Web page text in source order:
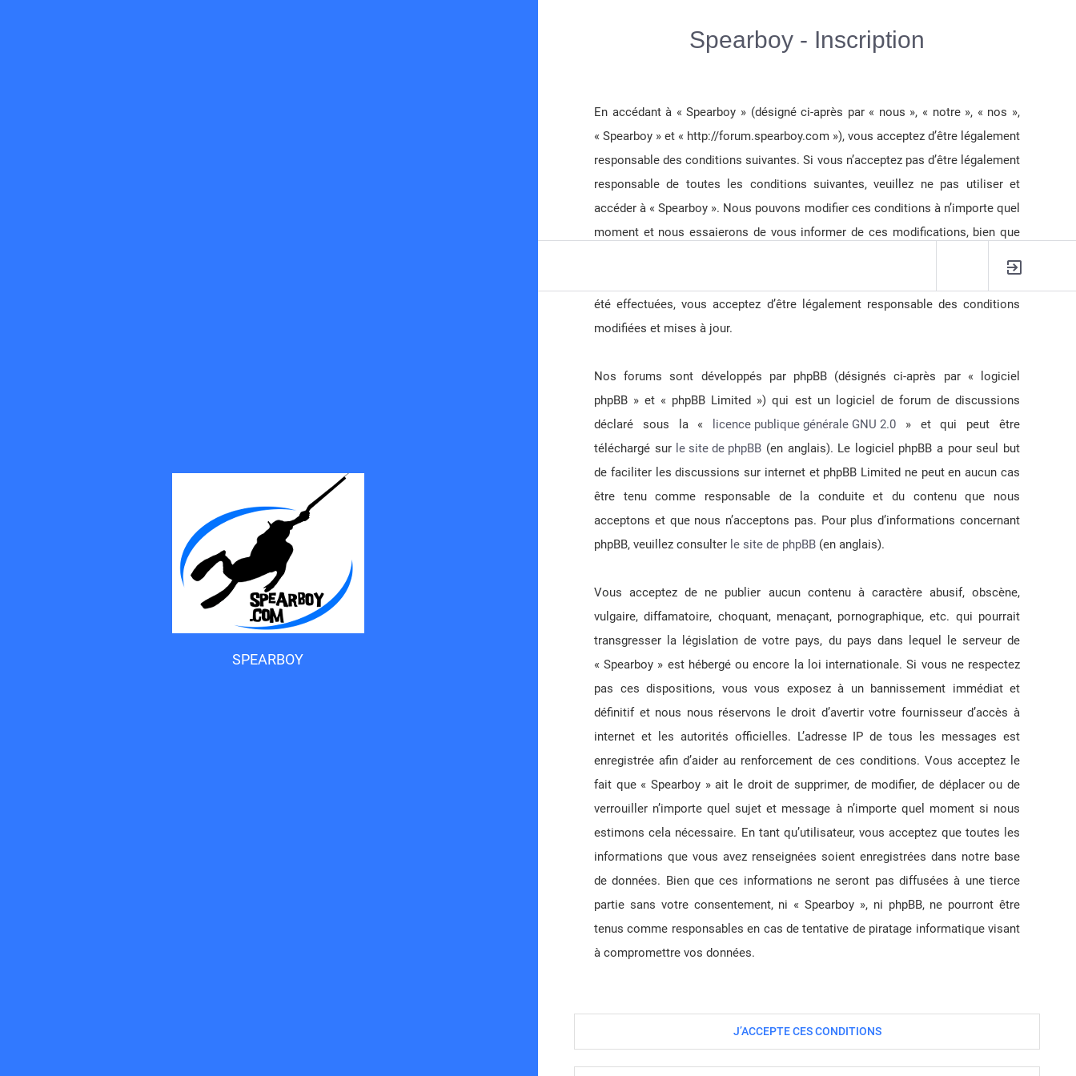
Spearboy
Forum de chasse sous-marine en Méditerranée
SPEARBOY
Spearboy - Inscription
En accédant à « Spearboy » (désigné ci-après par « nous », « notre », « nos »,
« Spearboy » et « http://forum.spearboy.com »), vous acceptez d’être légalement
responsable des conditions suivantes. Si vous n’acceptez pas d’être légalement
responsable de toutes les conditions suivantes, veuillez ne pas utiliser et
accéder à « Spearboy ». Nous pouvons modifier ces conditions à n’importe quel
moment et nous essaierons de vous informer de ces modifications, bien que
été effectuées, vous acceptez d’être légalement responsable des conditions
modifiées et mises à jour.
Nos forums sont développés par phpBB (désignés ci-après par « logiciel
phpBB » et « phpBB Limited ») qui est un logiciel de forum de discussions
déclaré sous la «
licence publique générale GNU 2.0 » et qui peut être
téléchargé sur le site de phpBB (en anglais). Le logiciel phpBB a pour seul but
de faciliter les discussions sur internet et phpBB Limited ne peut en aucun cas
être tenu comme responsable de la conduite et du contenu que nous
acceptons et que nous n’acceptons pas. Pour plus d’informations concernant
phpBB, veuillez consulter le site de phpBB (en anglais).
Vous acceptez de ne publier aucun contenu à caractère abusif, obscène,
vulgaire, diffamatoire, choquant, menaçant, pornographique, etc. qui pourrait
transgresser la législation de votre pays, du pays dans lequel le serveur de
« Spearboy » est hébergé ou encore la loi internationale. Si vous ne respectez
pas ces dispositions, vous vous exposez à un bannissement immédiat et
définitif et nous nous réservons le droit d’avertir votre fournisseur d’accès à
internet et les autorités officielles. L’adresse IP de tous les messages est
enregistrée afin d’aider au renforcement de ces conditions. Vous acceptez le
fait que « Spearboy » ait le droit de supprimer, de modifier, de déplacer ou de
verrouiller n’importe quel sujet et message à n’importe quel moment si nous
estimons cela nécessaire. En tant qu’utilisateur, vous acceptez que toutes les
informations que vous avez renseignées soient enregistrées dans notre base
de données. Bien que ces informations ne seront pas diffusées à une tierce
partie sans votre consentement, ni « Spearboy », ni phpBB, ne pourront être
tenus comme responsables en cas de tentative de piratage informatique visant
à compromettre vos données.
Nous sommes le ven. août 07, 2026 8:25 am
| Fuseau horaire surUTC+02:00